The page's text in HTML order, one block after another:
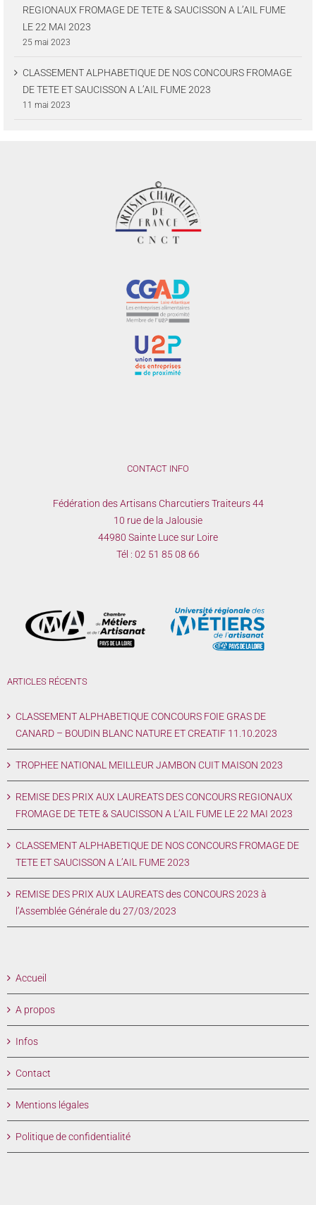
REGIONAUX FROMAGE DE TETE & SAUCISSON A L’AIL FUME
LE 22 MAI 2023
25 mai 2023
CLASSEMENT ALPHABETIQUE DE NOS CONCOURS FROMAGE
DE TETE ET SAUCISSON A L’AIL FUME 2023
11 mai 2023
CONTACT INFO
Fédération des Artisans Charcutiers Traiteurs 44
10 rue de la Jalousie
44980 Sainte Luce sur Loire
Tél : 02 51 85 08 66
ARTICLES RÉCENTS
CLASSEMENT ALPHABETIQUE CONCOURS FOIE GRAS DE
CANARD – BOUDIN BLANC NATURE ET CREATIF 11.10.2023
TROPHEE NATIONAL MEILLEUR JAMBON CUIT MAISON 2023
REMISE DES PRIX AUX LAUREATS DES CONCOURS REGIONAUX
FROMAGE DE TETE & SAUCISSON A L’AIL FUME LE 22 MAI 2023
CLASSEMENT ALPHABETIQUE DE NOS CONCOURS FROMAGE DE
TETE ET SAUCISSON A L’AIL FUME 2023
REMISE DES PRIX AUX LAUREATS des CONCOURS 2023 à
l’Assemblée Générale du 27/03/2023
Accueil
A propos
Infos
Contact
Mentions légales
Politique de confidentialité